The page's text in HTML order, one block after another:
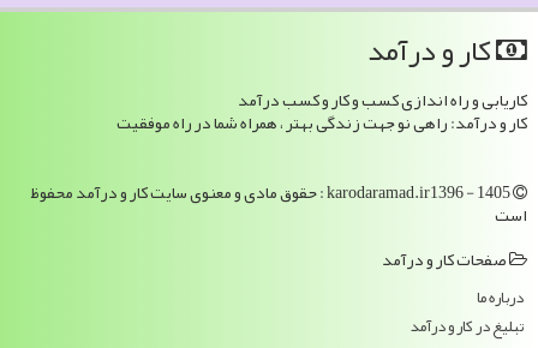
كار و درآمد
کاریابی و راه اندازی کسب و کار و کسب درآمد
کار و درآمد: راهی نو جهت زندگی بهتر ، همراه شما در راه موفقیت
karodaramad.ir1396 - 1405 : حقوق مادی و معنوی سایت كار و درآمد محفوظ
است
صفحات كار و درآمد
درباره ما
تبلیغ در كار و درآمد